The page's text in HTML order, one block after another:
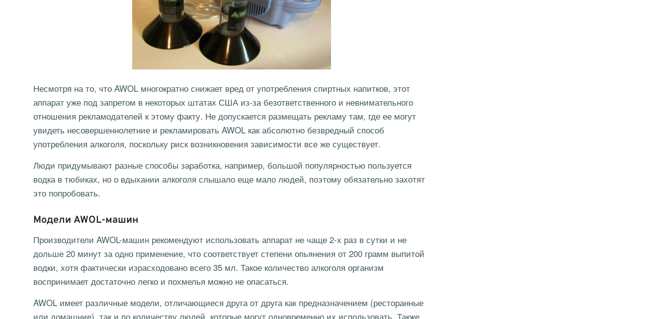
Несмотря на то, что AWOL многократно снижает вред от употребления спиртных напитков, этот
аппарат уже под запретом в некоторых штатах США из-за безответственного и невнимательного
отношения рекламодателей к этому факту. Не допускается размещать рекламу там, где ее могут
увидеть несовершеннолетние и рекламировать AWOL как абсолютно безвредный способ
употребления алкоголя, поскольку риск возникновения зависимости все же существует.
Люди придумывают разные способы заработка, например, большой популярностью пользуется
водка в тюбиках, но о вдыхании алкоголя слышало еще мало людей, поэтому обязательно захотят
это попробовать.
Модели AWOL-машин
Производители AWOL-машин рекомендуют использовать аппарат не чаще 2-х раз в сутки и не
дольше 20 минут за одно применение, что соответствует степени опьянения от 200 грамм выпитой
водки, хотя фактически израсходовано всего 35 мл. Такое количество алкоголя организм
воспринимает достаточно легко и похмелья можно не опасаться.
AWOL имеет различные модели, отличающиеся друга от друга как предназначением (ресторанные
или домашние), так и по количеству людей, которые могут одновременно их использовать. Также